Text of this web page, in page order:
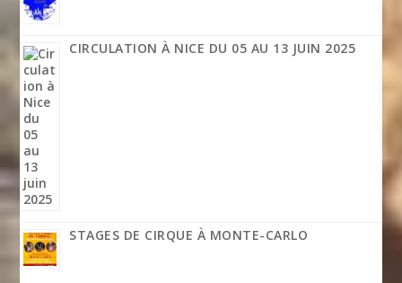
CIRCULATION À NICE DU 05 AU 13 JUIN 2025
STAGES DE CIRQUE À MONTE-CARLO